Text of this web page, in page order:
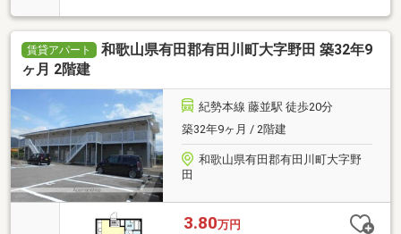
賃貸アパート
和歌山県有田郡有田川町大字野田 築32年9
ヶ月 2階建
紀勢本線 藤並駅 徒歩20分
築32年9ヶ月 / 2階建
和歌山県有田郡有田川町大字野
田
3.80万円